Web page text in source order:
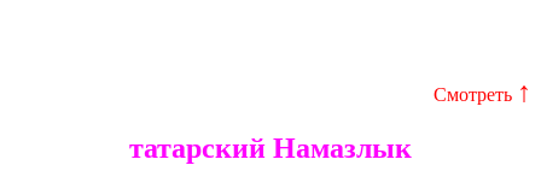
Смотреть ↑
татарский Намазлык